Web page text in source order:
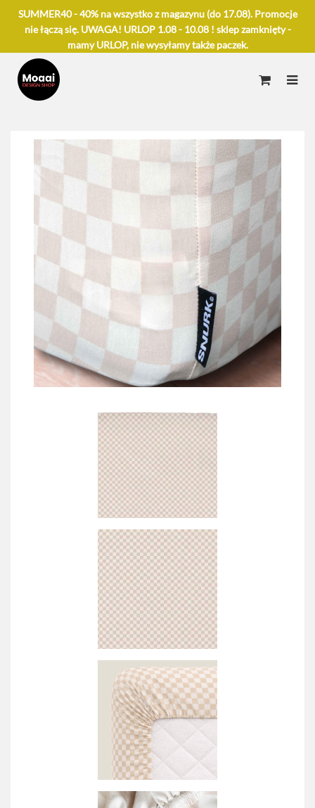
SUMMER40 - 40% na wszystko z magazynu (do 17.08). Promocje
nie łączą się. UWAGA! URLOP 1.08 - 10.08 ! sklep zamknięty -
mamy URLOP, nie wysyłamy także paczek.